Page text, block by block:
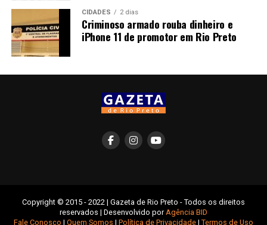
CIDADES 2 dias
Criminoso armado rouba dinheiro e
iPhone 11 de promotor em Rio Preto
Copyright © 2015 - 2022 | Gazeta de Rio Preto - Todos os direitos
reservados | Desenvolvido porAgência BID
Fale Conosco | Quem Somos | Política de Privacidade| Termos de Uso